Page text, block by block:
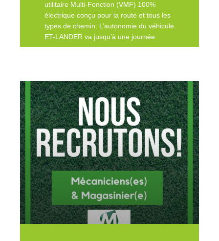
utilitaire Multi-Fonction (VMF) 100%
électrique conçu pour la route et tous les
types de chemin. L’autonomie du véhicule
ET-LANDER va jusqu’à une journée